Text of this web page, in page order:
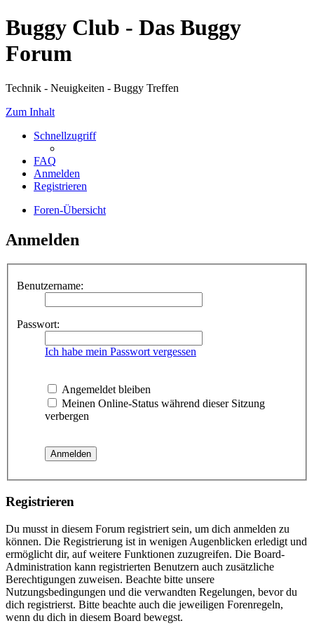
Buggy Club - Das Buggy
Forum
Technik - Neuigkeiten - Buggy Treffen
Zum Inhalt
Schnellzugriff
FAQ
Anmelden
Registrieren
Foren-Übersicht
Anmelden
Benutzername:
Passwort:
Ich habe mein Passwort vergessen
Angemeldet bleiben
Meinen Online-Status während dieser Sitzung
verbergen
Registrieren
Du musst in diesem Forum registriert sein, um dich anmelden zu
können. Die Registrierung ist in wenigen Augenblicken erledigt und
ermöglicht dir, auf weitere Funktionen zuzugreifen. Die Board-
Administration kann registrierten Benutzern auch zusätzliche
Berechtigungen zuweisen. Beachte bitte unsere
Nutzungsbedingungen und die verwandten Regelungen, bevor du
dich registrierst. Bitte beachte auch die jeweiligen Forenregeln,
wenn du dich in diesem Board bewegst.